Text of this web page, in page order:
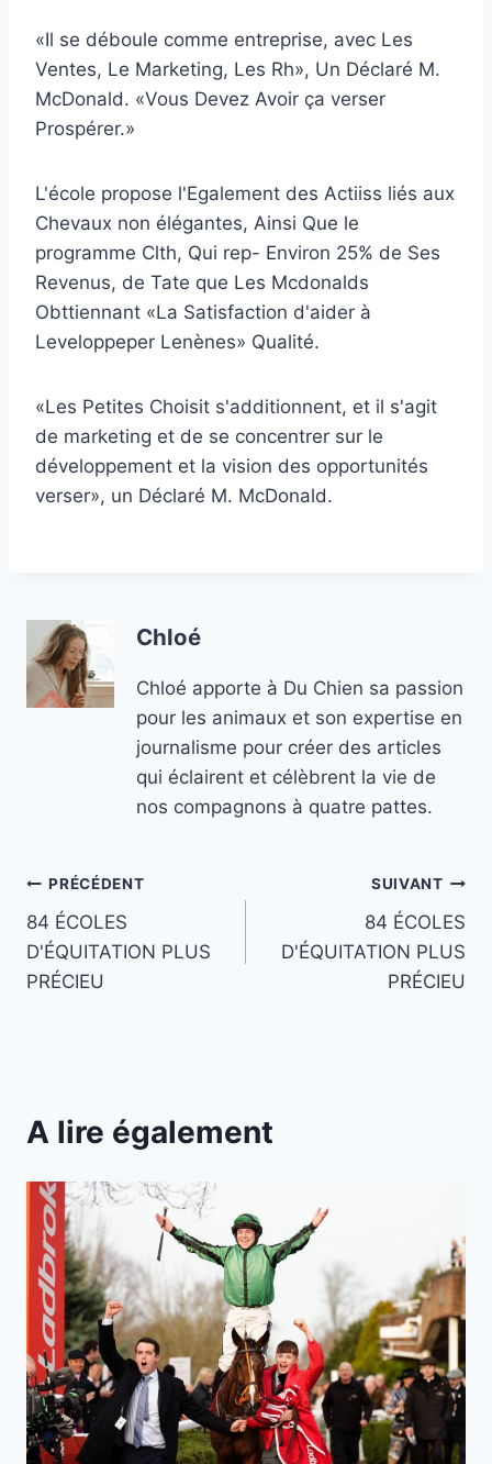
«Il se déboule comme entreprise, avec Les
Ventes, Le Marketing, Les Rh», Un Déclaré M.
McDonald. «Vous Devez Avoir ça verser
Prospérer.»
L'école propose l'Egalement des Actiiss liés aux
Chevaux non élégantes, Ainsi Que le
programme Clth, Qui rep- Environ 25% de Ses
Revenus, de Tate que Les Mcdonalds
Obttiennant «La Satisfaction d'aider à
Leveloppeper Lenènes» Qualité.
«Les Petites Choisit s'additionnent, et il s'agit
de marketing et de se concentrer sur le
développement et la vision des opportunités
verser», un Déclaré M. McDonald.
Chloé
Chloé apporte à Du Chien sa passion
pour les animaux et son expertise en
journalisme pour créer des articles
qui éclairent et célèbrent la vie de
nos compagnons à quatre pattes.
Navigation
de
l’article
PRÉCÉDENT
84 ÉCOLES
D'ÉQUITATION PLUS
PRÉCIEU
SUIVANT
84 ÉCOLES
D'ÉQUITATION PLUS
PRÉCIEU
A lire également